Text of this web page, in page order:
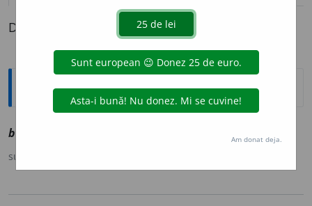
Definiția cu ID-ul 1031397:
Explicative DEX
berg, ~ă
sursa:
Am donat deja.